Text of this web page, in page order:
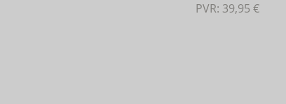
PVR: 39,95 €